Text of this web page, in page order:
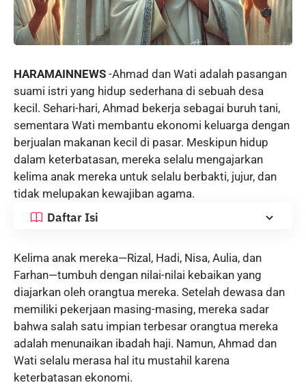
HARAMAINNEWS -Ahmad dan Wati adalah pasangan
suami istri yang hidup sederhana di sebuah desa
kecil. Sehari-hari, Ahmad bekerja sebagai buruh tani,
sementara Wati membantu ekonomi keluarga dengan
berjualan makanan kecil di pasar. Meskipun hidup
dalam keterbatasan, mereka selalu mengajarkan
kelima anak mereka untuk selalu berbakti, jujur, dan
tidak melupakan kewajiban agama.
Daftar Isi
Kelima anak mereka—Rizal, Hadi, Nisa, Aulia, dan
Farhan—tumbuh dengan nilai-nilai kebaikan yang
diajarkan oleh orangtua mereka. Setelah dewasa dan
memiliki pekerjaan masing-masing, mereka sadar
bahwa salah satu impian terbesar orangtua mereka
adalah menunaikan ibadah haji. Namun, Ahmad dan
Wati selalu merasa hal itu mustahil karena
keterbatasan ekonomi.